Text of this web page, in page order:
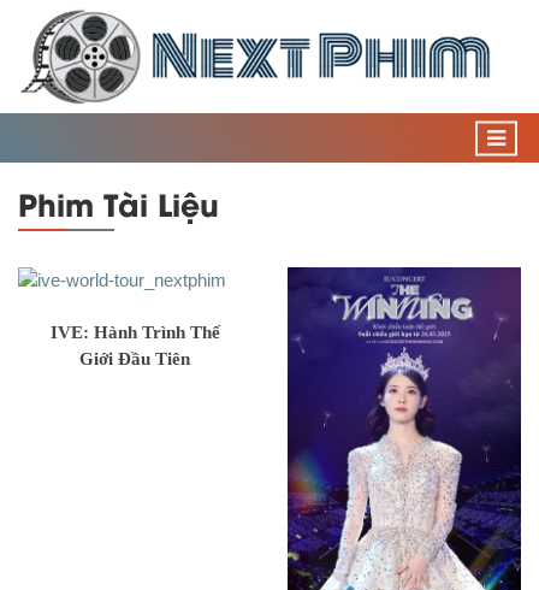
Phim Tài Liệu
IVE: Hành Trình Thế
Giới Đầu Tiên